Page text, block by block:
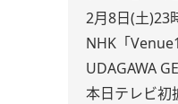
2月8日(土)23
NHK「
UDAGAWA
本日テレビ初